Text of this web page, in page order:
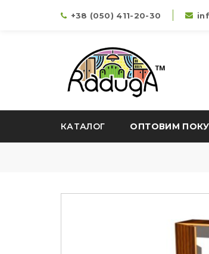
+38 (050) 411-20-30
КАТАЛОГ ОПТОВИМ